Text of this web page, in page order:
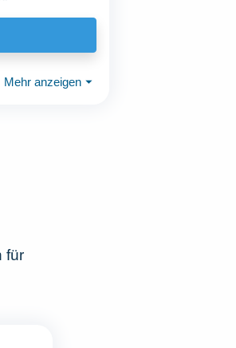
Mehr anzeigen ⏷
für